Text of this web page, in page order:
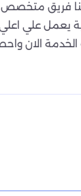
فريق
يعمل علي
الخدمة الان